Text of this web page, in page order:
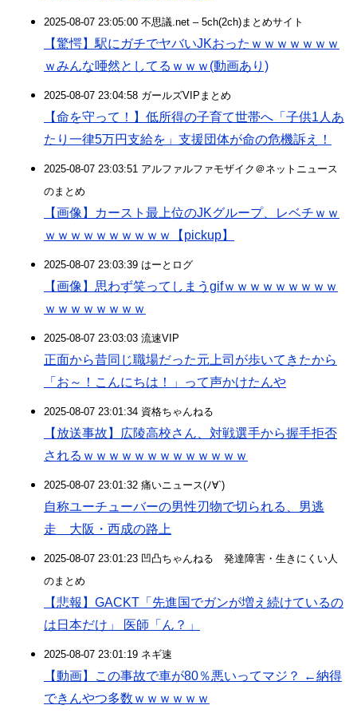
2025-08-07 23:05:00 不思議.net – 5ch(2ch)まとめサイト
【驚愕】駅にガチでヤバいJKおったｗｗｗｗｗｗｗ
ｗみんな唖然としてるｗｗｗ(動画あり)
2025-08-07 23:04:58 ガールズVIPまとめ
【命を守って！】低所得の子育て世帯へ「子供1人あ
たり一律5万円支給を」支援団体が命の危機訴え！
2025-08-07 23:03:51 アルファルファモザイク＠ネットニュース
のまとめ
【画像】カースト最上位のJKグループ、レベチｗｗ
ｗｗｗｗｗｗｗｗｗｗ【pickup】
2025-08-07 23:03:39 はーとログ
【画像】思わず笑ってしまうgifｗｗｗｗｗｗｗｗｗ
ｗｗｗｗｗｗｗｗ
2025-08-07 23:03:03 流速VIP
正面から昔同じ職場だった元上司が歩いてきたから
「お～！こんにちは！」って声かけたんや
2025-08-07 23:01:34 資格ちゃんねる
【放送事故】広陵高校さん、対戦選手から握手拒否
されるｗｗｗｗｗｗｗｗｗｗｗｗｗ
2025-08-07 23:01:32 痛いニュース(ﾉ∀`)
自称ユーチューバーの男性刃物で切られる、男逃
走 大阪・西成の路上
2025-08-07 23:01:23 凹凸ちゃんねる 発達障害・生きにくい人
のまとめ
【悲報】GACKT「先進国でガンが増え続けているの
は日本だけ」 医師「ん？」
2025-08-07 23:01:19 ネギ速
【動画】この事故で車が80％悪いってマジ？ ←納得
できんやつ多数ｗｗｗｗｗｗ